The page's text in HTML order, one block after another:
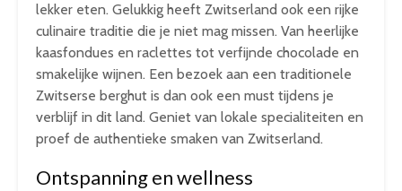
lekker eten. Gelukkig heeft Zwitserland ook een rijke
culinaire traditie die je niet mag missen. Van heerlijke
kaasfondues en raclettes tot verfijnde chocolade en
smakelijke wijnen. Een bezoek aan een traditionele
Zwitserse berghut is dan ook een must tijdens je
verblijf in dit land. Geniet van lokale specialiteiten en
proef de authentieke smaken van Zwitserland.
Ontspanning en wellness